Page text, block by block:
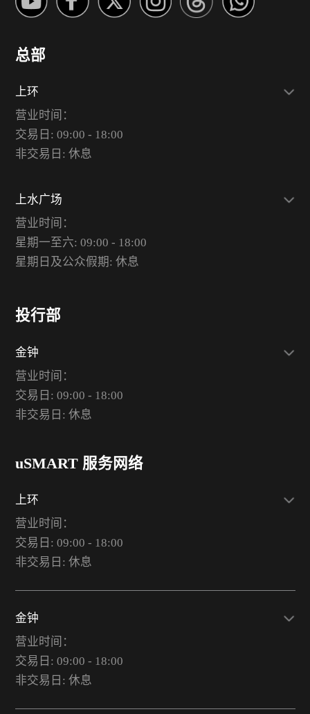
总部
上环
营业时间：
交易日: 09:00 - 18:00
非交易日: 休息
上水广场
营业时间：
星期一至六: 09:00 - 18:00
星期日及公众假期: 休息
投行部
金钟
营业时间：
交易日: 09:00 - 18:00
非交易日: 休息
uSMART 服务网络
上环
营业时间：
交易日: 09:00 - 18:00
非交易日: 休息
金钟
营业时间：
交易日: 09:00 - 18:00
非交易日: 休息